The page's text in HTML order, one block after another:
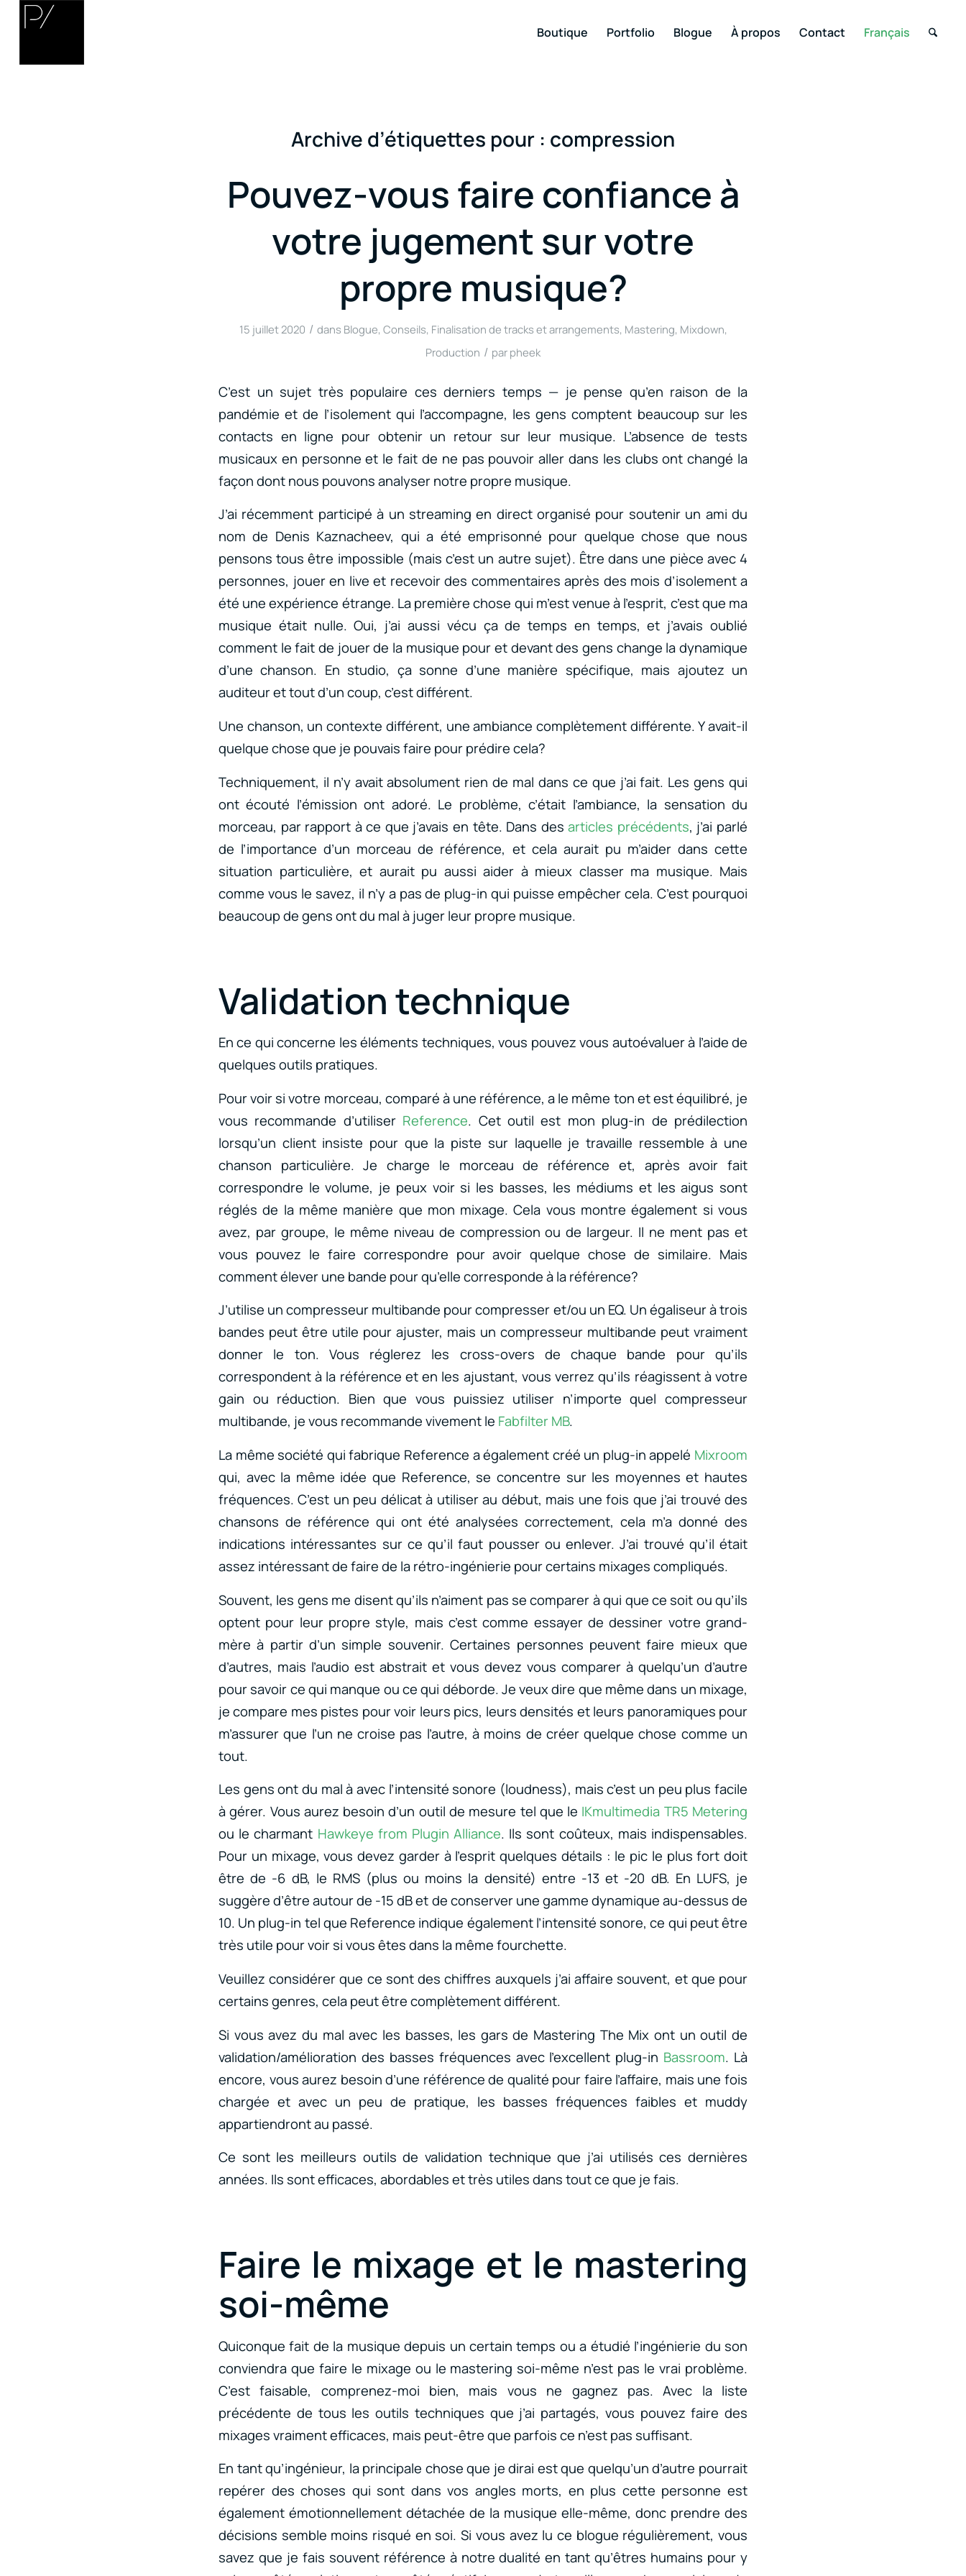
Boutique Portfolio Blogue À propos Contact Français
Archive d’étiquettes pour : compression
Pouvez-vous faire confiance à
votre jugement sur votre
propre musique?
15 juillet 2020 / dans Blogue, Conseils, Finalisation de tracks et arrangements, Mastering, Mixdown,
Production / par pheek
C’est un sujet très populaire ces derniers temps — je pense qu’en raison de la
pandémie et de l’isolement qui l’accompagne, les gens comptent beaucoup sur les
contacts en ligne pour obtenir un retour sur leur musique. L’absence de tests
musicaux en personne et le fait de ne pas pouvoir aller dans les clubs ont changé la
façon dont nous pouvons analyser notre propre musique.
J’ai récemment participé à un streaming en direct organisé pour soutenir un ami du
nom de Denis Kaznacheev, qui a été emprisonné pour quelque chose que nous
pensons tous être impossible (mais c’est un autre sujet). Être dans une pièce avec 4
personnes, jouer en live et recevoir des commentaires après des mois d’isolement a
été une expérience étrange. La première chose qui m’est venue à l’esprit, c’est que ma
musique était nulle. Oui, j’ai aussi vécu ça de temps en temps, et j’avais oublié
comment le fait de jouer de la musique pour et devant des gens change la dynamique
d’une chanson. En studio, ça sonne d’une manière spécifique, mais ajoutez un
auditeur et tout d’un coup, c’est différent.
Une chanson, un contexte différent, une ambiance complètement différente. Y avait-il
quelque chose que je pouvais faire pour prédire cela?
Techniquement, il n’y avait absolument rien de mal dans ce que j’ai fait. Les gens qui
ont écouté l’émission ont adoré. Le problème, c’était l’ambiance, la sensation du
morceau, par rapport à ce que j’avais en tête. Dans desarticles précédents, j’ai parlé
de l’importance d’un morceau de référence, et cela aurait pu m’aider dans cette
situation particulière, et aurait pu aussi aider à mieux classer ma musique. Mais
comme vous le savez, il n’y a pas de plug-in qui puisse empêcher cela. C’est pourquoi
beaucoup de gens ont du mal à juger leur propre musique.
Validation technique
En ce qui concerne les éléments techniques, vous pouvez vous autoévaluer à l’aide de
quelques outils pratiques.
Pour voir si votre morceau, comparé à une référence, a le même ton et est équilibré, je
vous recommande d’utiliser Reference. Cet outil est mon plug-in de prédilection
lorsqu’un client insiste pour que la piste sur laquelle je travaille ressemble à une
chanson particulière. Je charge le morceau de référence et, après avoir fait
correspondre le volume, je peux voir si les basses, les médiums et les aigus sont
réglés de la même manière que mon mixage. Cela vous montre également si vous
avez, par groupe, le même niveau de compression ou de largeur. Il ne ment pas et
vous pouvez le faire correspondre pour avoir quelque chose de similaire. Mais
comment élever une bande pour qu’elle corresponde à la référence?
J’utilise un compresseur multibande pour compresser et/ou un EQ. Un égaliseur à trois
bandes peut être utile pour ajuster, mais un compresseur multibande peut vraiment
donner le ton. Vous réglerez les cross-overs de chaque bande pour qu’ils
correspondent à la référence et en les ajustant, vous verrez qu’ils réagissent à votre
gain ou réduction. Bien que vous puissiez utiliser n’importe quel compresseur
multibande, je vous recommande vivement le Fabfilter MB.
La même société qui fabrique Reference a également créé un plug-in appelé Mixroom
qui, avec la même idée que Reference, se concentre sur les moyennes et hautes
fréquences. C’est un peu délicat à utiliser au début, mais une fois que j’ai trouvé des
chansons de référence qui ont été analysées correctement, cela m’a donné des
indications intéressantes sur ce qu’il faut pousser ou enlever. J’ai trouvé qu’il était
assez intéressant de faire de la rétro-ingénierie pour certains mixages compliqués.
Souvent, les gens me disent qu’ils n’aiment pas se comparer à qui que ce soit ou qu’ils
optent pour leur propre style, mais c’est comme essayer de dessiner votre grand-
mère à partir d’un simple souvenir. Certaines personnes peuvent faire mieux que
d’autres, mais l’audio est abstrait et vous devez vous comparer à quelqu’un d’autre
pour savoir ce qui manque ou ce qui déborde. Je veux dire que même dans un mixage,
je compare mes pistes pour voir leurs pics, leurs densités et leurs panoramiques pour
m’assurer que l’un ne croise pas l’autre, à moins de créer quelque chose comme un
tout.
Les gens ont du mal à avec l’intensité sonore (loudness), mais c’est un peu plus facile
à gérer. Vous aurez besoin d’un outil de mesure tel que le IKmultimedia TR5 Metering
ou le charmant Hawkeye from Plugin Alliance. Ils sont coûteux, mais indispensables.
Pour un mixage, vous devez garder à l’esprit quelques détails : le pic le plus fort doit
être de -6 dB, le RMS (plus ou moins la densité) entre -13 et -20 dB. En LUFS, je
suggère d’être autour de -15 dB et de conserver une gamme dynamique au-dessus de
10. Un plug-in tel que Reference indique également l’intensité sonore, ce qui peut être
très utile pour voir si vous êtes dans la même fourchette.
Veuillez considérer que ce sont des chiffres auxquels j’ai affaire souvent, et que pour
certains genres, cela peut être complètement différent.
Si vous avez du mal avec les basses, les gars de Mastering The Mix ont un outil de
validation/amélioration des basses fréquences avec l’excellent plug-in Bassroom. Là
encore, vous aurez besoin d’une référence de qualité pour faire l’affaire, mais une fois
chargée et avec un peu de pratique, les basses fréquences faibles et muddy
appartiendront au passé.
Ce sont les meilleurs outils de validation technique que j’ai utilisés ces dernières
années. Ils sont efficaces, abordables et très utiles dans tout ce que je fais.
Faire le mixage et le mastering
soi-même
Quiconque fait de la musique depuis un certain temps ou a étudié l’ingénierie du son
conviendra que faire le mixage ou le mastering soi-même n’est pas le vrai problème.
C’est faisable, comprenez-moi bien, mais vous ne gagnez pas. Avec la liste
précédente de tous les outils techniques que j’ai partagés, vous pouvez faire des
mixages vraiment efficaces, mais peut-être que parfois ce n’est pas suffisant.
En tant qu’ingénieur, la principale chose que je dirai est que quelqu’un d’autre pourrait
repérer des choses qui sont dans vos angles morts, en plus cette personne est
également émotionnellement détachée de la musique elle-même, donc prendre des
décisions semble moins risqué en soi. Si vous avez lu ce blogue régulièrement, vous
savez que je fais souvent référence à notre dualité en tant qu’êtres humains pour y